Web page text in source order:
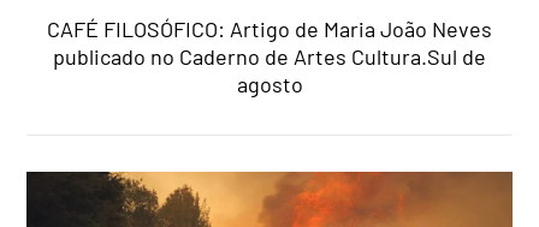
CAFÉ FILOSÓFICO: Artigo de Maria João Neves
publicado no Caderno de Artes Cultura.Sul de
agosto